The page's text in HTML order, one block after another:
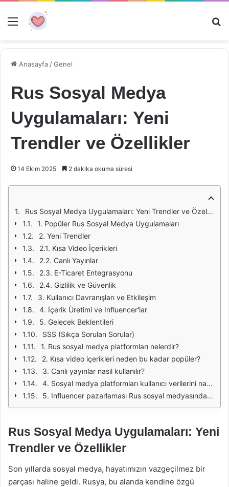
Menü
Anasayfa /Genel
Rus Sosyal Medya
Uygulamaları: Yeni
Trendler ve Özellikler
14 Ekim 2025 2 dakika okuma süresi
Rus Sosyal Medya Uygulamaları: Yeni Trendler ve Özellikler
1. Popüler Rus Sosyal Medya Uygulamaları
2. Yeni Trendler
2.1. Kısa Video İçerikleri
2.2. Canlı Yayınlar
2.3. E-Ticaret Entegrasyonu
2.4. Gizlilik ve Güvenlik
3. Kullanıcı Davranışları ve Etkileşim
4. İçerik Üretimi ve Influencer'lar
5. Gelecek Beklentileri
SSS (Sıkça Sorulan Sorular)
1. Rus sosyal medya platformları nelerdir?
2. Kısa video içerikleri neden bu kadar popüler?
3. Canlı yayınlar nasıl kullanılır?
4. Sosyal medya platformları kullanıcı verilerini nasıl koruyor?
5. Influencer pazarlaması Rus sosyal medyasında ne kadar etkili?
Rus Sosyal Medya Uygulamaları: Yeni
Trendler ve Özellikler
Son yıllarda sosyal medya, hayatımızın vazgeçilmez bir
parçası haline geldi. Rusya, bu alanda kendine özgü